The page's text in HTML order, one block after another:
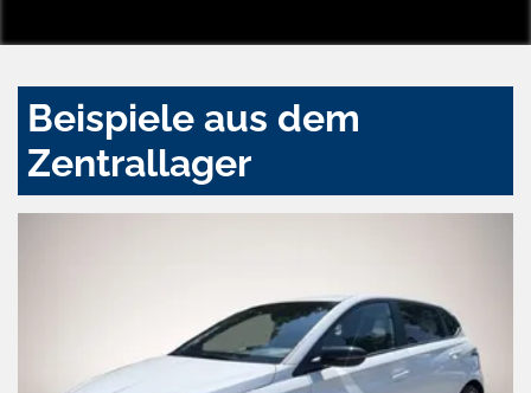
Beispiele aus dem
Zentrallager